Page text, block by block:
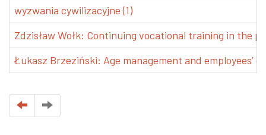
wyzwania cywilizacyjne (1)
Zdzisław Wołk: Continuing vocational training in the
Łukasz Brzeziński: Age management and employees’